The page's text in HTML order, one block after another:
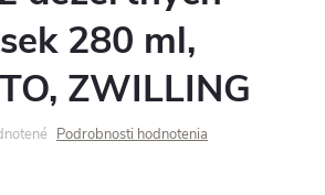
280 ml,
ZWILLING
Podrobnosti hodnotenia